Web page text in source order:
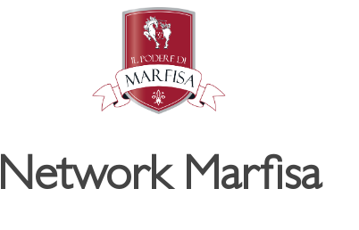
Network Marfisa